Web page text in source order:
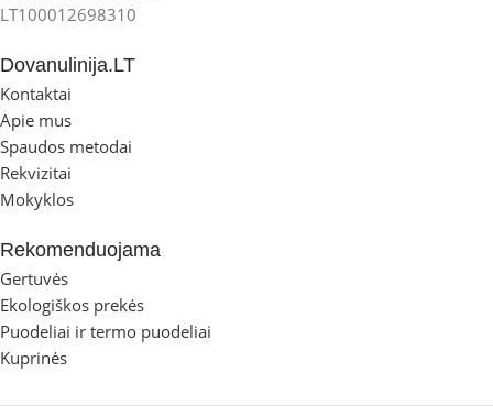
LT100012698310
Dovanulinija.LT
Kontaktai
Apie mus
Spaudos metodai
Rekvizitai
Mokyklos
Rekomenduojama
Gertuvės
Ekologiškos prekės
Puodeliai ir termo puodeliai
Kuprinės